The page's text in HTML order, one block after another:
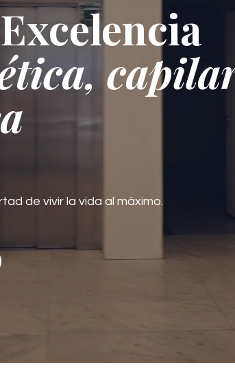
de vivir la vida al máximo.